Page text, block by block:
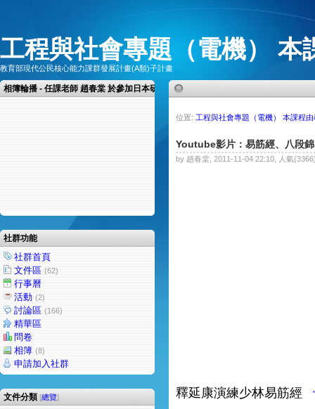
工程與社會專題（電機） 本
教育部現代公民核心能力課群發展計畫(A類)子計畫
相簿輪播 - 任課老師 趙春棠 於參加日本研討會，發表論文
社群功能
社群首頁
文件區 (62)
行事曆
活動 (2)
討論區 (166)
精華區
問卷
相簿 (8)
申請加入社群
文件分類 [總覽]
位置: 工程與社會專題（電機） 本課程
Youtube影片：易筋經、八段錦
by 趙春棠, 2011-11-04 22:10, 人氣
釋延康演練少林易筋經